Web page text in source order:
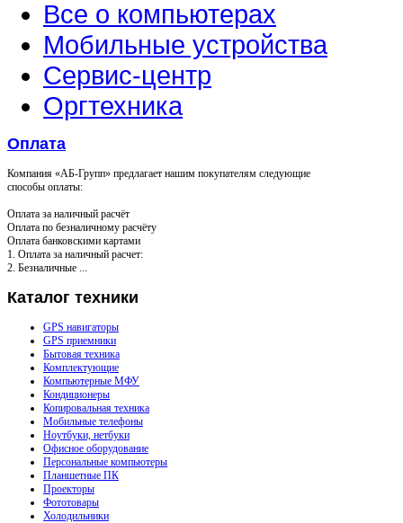
Все о компьютерах
Мобильные устройства
Сервис-центр
Оргтехника
Оплата
Компания «АБ-Групп» предлагает нашим покупателям следующие
способы оплаты:
Оплата за наличный расчёт
Оплата по безналичному расчёту
Оплата банковскими картами
1. Оплата за наличный расчет:
2. Безналичные ...
Каталог техники
GPS навигаторы
GPS приемники
Бытовая техника
Комплектующие
Компьютерные МФУ
Кондиционеры
Копировальная техника
Мобильные телефоны
Ноутбуки, нетбуки
Офисное оборудование
Персональные компьютеры
Планшетные ПК
Проекторы
Фототовары
Холодильники